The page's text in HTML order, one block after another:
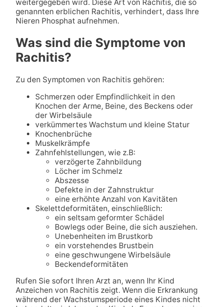
weitergegeben wird. Diese Art von Rachitis, die so
genannten erblichen Rachitis, verhindert, dass Ihre
Nieren Phosphat aufnehmen.
Was sind die Symptome von
Rachitis?
Zu den Symptomen von Rachitis gehören:
Schmerzen oder Empfindlichkeit in den
Knochen der Arme, Beine, des Beckens oder
der Wirbelsäule
verkümmertes Wachstum und kleine Statur
Knochenbrüche
Muskelkrämpfe
Zahnfehlstellungen, wie z.B:
verzögerte Zahnbildung
Löcher im Schmelz
Abszesse
Defekte in der Zahnstruktur
eine erhöhte Anzahl von Kavitäten
Skelettdeformitäten, einschließlich:
ein seltsam geformter Schädel
Bowlegs oder Beine, die sich ausziehen.
Unebenheiten im Brustkorb
ein vorstehendes Brustbein
eine geschwungene Wirbelsäule
Beckendeformitäten
Rufen Sie sofort Ihren Arzt an, wenn Ihr Kind
Anzeichen von Rachitis zeigt. Wenn die Erkrankung
während der Wachstumsperiode eines Kindes nicht